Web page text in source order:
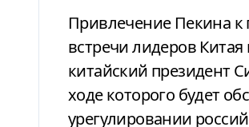
Привлечение Пекина к
встречи лидеров
китайский президент
ходе которого будет
урегулировании